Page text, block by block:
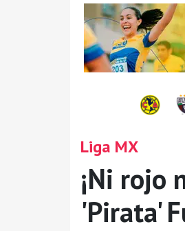
Liga MX
¡Ni rojo
'Pirata'